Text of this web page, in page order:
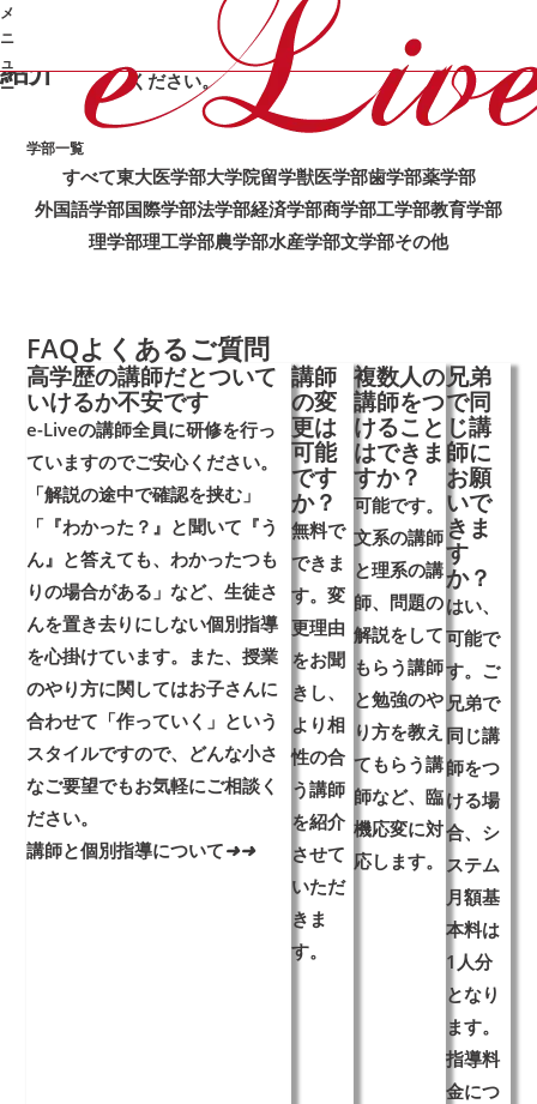
メ
ニ
ュ
ー
TUTOR
師
紹介
e-Live自慢の講師を一部紹介。
気になる講師をクリックしてプロフィールをご覧
ください。
学部一覧
すべて東大医学部大学院留学獣医学部歯学部薬学部
外国語学部国際学部法学部経済学部商学部工学部教育学部
理学部理工学部農学部水産学部文学部その他
FAQよくあるご質問
高学歴の講師だとついて
いけるか不安です
e-Liveの講師全員に研修を行っ
ていますのでご安心ください。
「解説の途中で確認を挟む」
「『わかった？』と聞いて『う
ん』と答えても、わかったつも
りの場合がある」など、生徒さ
んを置き去りにしない個別指導
を心掛けています。また、授業
のやり方に関してはお子さんに
合わせて「作っていく」 という
スタイルですので、どんな小さ
なご要望でもお気軽にご相談く
ださい。
講師と個別指導について➜➜
講師
の変
更は
可能
です
か？
無料で
できま
す。変
更理由
をお聞
きし、
より相
性の合
う講師
を紹介
させて
いただ
きま
す。
複数人の
講師をつ
けること
はできま
すか？
可能です。
文系の講師
と理系の講
師、問題の
解説をして
もらう講師
と勉強のや
り方を教え
てもらう講
師など、臨
機応変に対
応します。
兄弟
で同
じ講
師に
お願
いで
きま
す
か？
はい、
可能で
す。ご
兄弟で
同じ講
師をつ
ける場
合、シ
ステム
月額基
本料は
1人分
となり
ます。
指導料
金につ